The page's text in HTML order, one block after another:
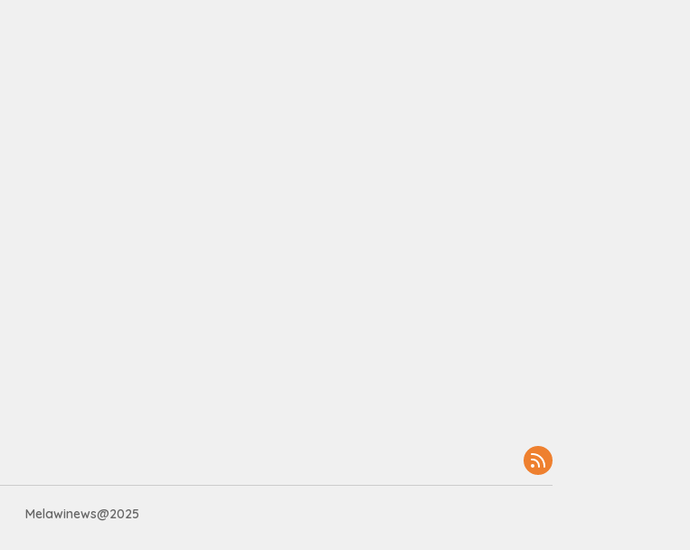
Melawinews@2025